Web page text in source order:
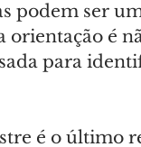
podem ser
orientação é
para
é o último